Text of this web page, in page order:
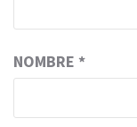
NOMBRE *